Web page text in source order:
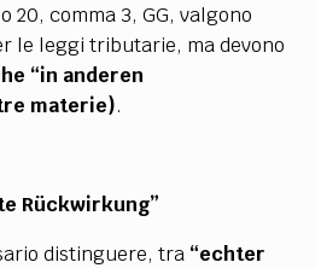
20, comma 3, GG, valgono
le leggi tributarie, ma devono
“in anderen
materie).
Rückwirkung”
distinguere, tra “echter